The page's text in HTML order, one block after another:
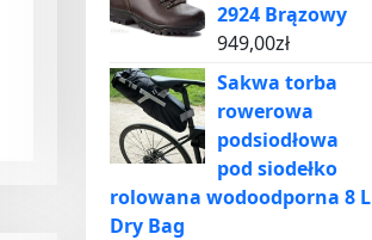
2924 Brązowy
949,00zł
Sakwa torba
rowerowa
podsiodłowa
pod siodełko
rolowana wodoodporna 8 L
Dry Bag